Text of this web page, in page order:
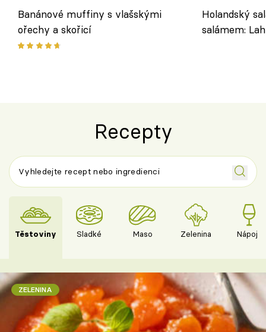
Banánové muffiny s vlašskými
ořechy a skořicí
Holandský
salámem:
Recepty
Těstoviny Sladké Maso Zelenina Nápoje
ZELENINA